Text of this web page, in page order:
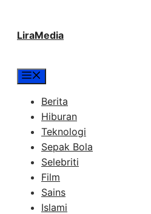
LiraMedia
Berita
Hiburan
Teknologi
Sepak Bola
Selebriti
Film
Sains
Islami